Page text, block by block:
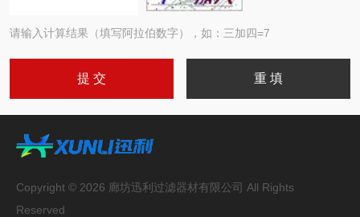
请输入计算结果（填写阿拉伯数字），如：三加四=7
Copyright © 2026 廊坊迅利过滤器材有限公司 All Rights
Reserved